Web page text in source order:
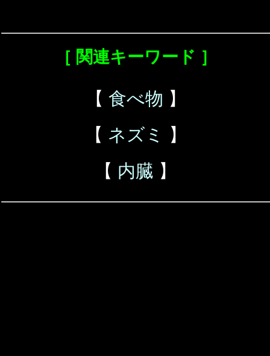
［ 関連キーワード ］
【 食べ物 】
【 ネズミ
】
【 内臓 】